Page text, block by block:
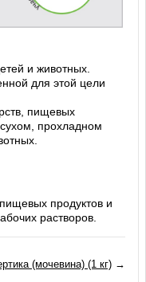
и животных.
для этой цели
пищевых
прохладном
продуктов и
растворов.
(мочевина) (1 кг)→